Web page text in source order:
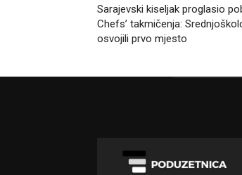
Sarajevski kiseljak proglasio
Chefs’ takmičenja:
osvojili prvo mjesto